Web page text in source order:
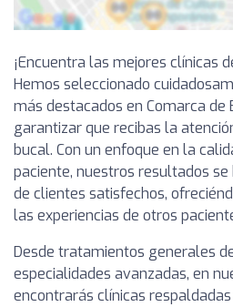
¡Encuentra las mejores clínicas
Hemos seleccionado
más destacados en Comarca de
garantizar que recibas la
bucal. Con un enfoque en la
paciente, nuestros resultados se
de clientes satisfechos,
las experiencias de otros
Desde tratamientos generales
especialidades avanzadas, en
encontrarás clínicas